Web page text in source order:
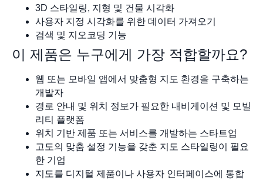
3D 스타일링, 지형 및 건물 시각화
사용자 지정 시각화를 위한 데이터 가져오기
검색 및 지오코딩 기능
이 제품은 누구에게 가장 적합할까요?
웹 또는 모바일 앱에서 맞춤형 지도 환경을 구축하는
개발자
경로 안내 및 위치 정보가 필요한 내비게이션 및 모빌
리티 플랫폼
위치 기반 제품 또는 서비스를 개발하는 스타트업
고도의 맞춤 설정 기능을 갖춘 지도 스타일링이 필요
한 기업
지도를 디지털 제품이나 사용자 인터페이스에 통합